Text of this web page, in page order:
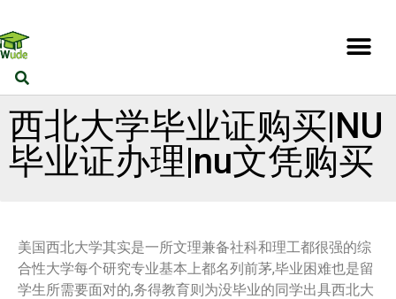
西北大学毕业证购买|NU
毕业证办理|nu文凭购买
美国西北大学其实是一所文理兼备社科和理工都很强的综
合性大学每个研究专业基本上都名列前茅,毕业困难也是留
学生所需要面对的,务得教育则为没毕业的同学出具西北大